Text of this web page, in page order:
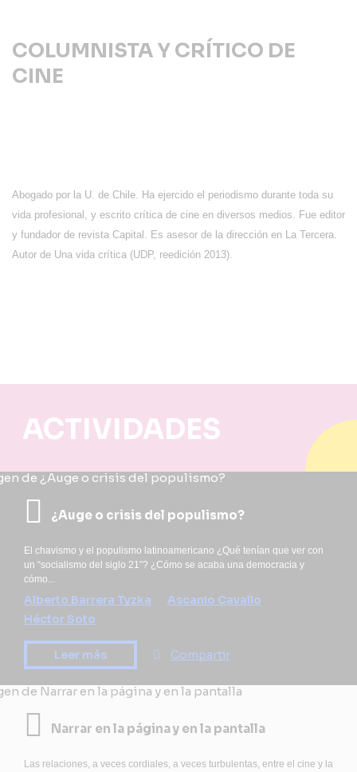
COLUMNISTA Y CRÍTICO DE
CINE
Abogado por la U. de Chile. Ha ejercido el periodismo durante toda su
vida profesional, y escrito crítica de cine en diversos medios. Fue editor
y fundador de revista Capital. Es asesor de la dirección en La Tercera.
Autor de Una vida crítica (UDP, reedición 2013).
ACTIVIDADES
¿Auge o crisis del populismo?
El chavismo y el populismo latinoamericano ¿Qué tenían que ver con
un “socialismo del siglo 21”? ¿Cómo se acaba una democracia y
cómo...
Alberto Barrera Tyzka
Ascanio Cavallo
Héctor Soto
Leer más Compartir
Narrar en la página y en la pantalla
Las relaciones, a veces cordiales, a veces turbulentas, entre el cine y la